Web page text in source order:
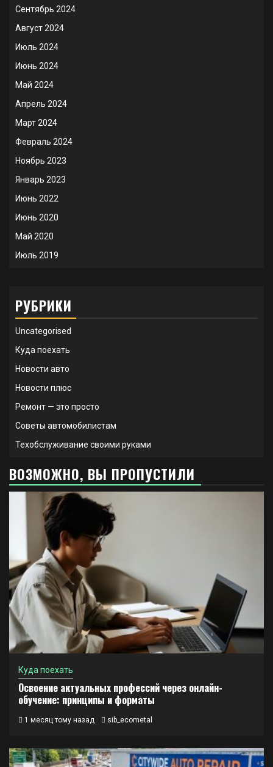
Сентябрь 2024
Август 2024
Июль 2024
Июнь 2024
Май 2024
Апрель 2024
Март 2024
Февраль 2024
Ноябрь 2023
Январь 2023
Июнь 2022
Июнь 2020
Май 2020
Июль 2019
РУБРИКИ
Uncategorised
Куда поехать
Новости авто
Новости плюс
Ремонт — это просто
Советы автомобилистам
Техобслуживание своими руками
ВОЗМОЖНО, ВЫ ПРОПУСТИЛИ
Куда поехать
Освоение актуальных профессий через онлайн-
обучение: принципы и форматы
1 месяц тому назад sib_ecometal